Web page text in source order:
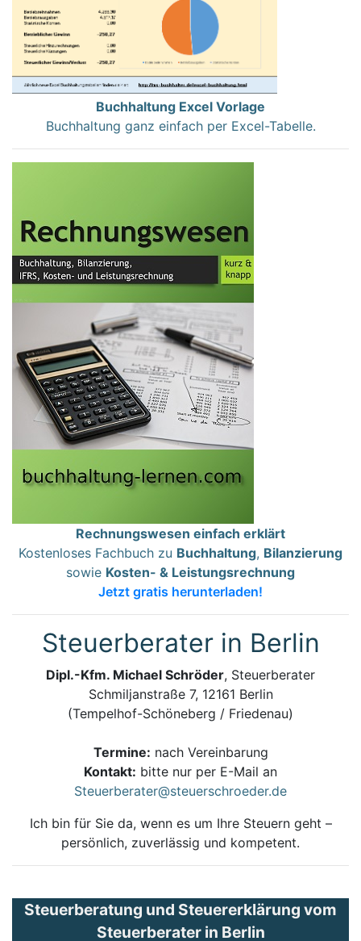
Buchhaltung Excel Vorlage
Buchhaltung ganz einfach per Excel-Tabelle.
Rechnungswesen einfach erklärt
Kostenloses Fachbuch zu Buchhaltung, Bilanzierung
sowie Kosten- & Leistungsrechnung
Jetzt gratis herunterladen!
Steuerberater in Berlin
Dipl.-Kfm. Michael Schröder, Steuerberater
Schmiljanstraße 7, 12161 Berlin
(Tempelhof-Schöneberg / Friedenau)
Termine: nach Vereinbarung
Kontakt: bitte nur per E-Mail an
Steuerberater@steuerschroeder.de
Ich bin für Sie da, wenn es um Ihre Steuern geht –
persönlich, zuverlässig und kompetent.
Steuerberatung und Steuererklärung vom
Steuerberater in Berlin